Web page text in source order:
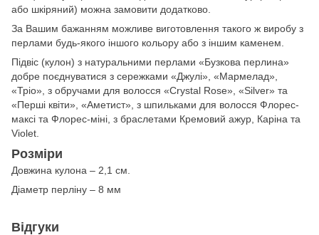
або шкіряний) можна замовити додатково.
За Вашим бажанням можливе виготовлення такого ж виробу з
перлами будь-якого іншого кольору або з іншим каменем.
Підвіс (кулон) з натуральними перлами «Бузкова перлина»
добре поєднуватися з сережками «Джулі», «Мармелад»,
«Тріо», з обручами для волосся «Crystal Rose», «Silver» та
«Перші квіти», «Аметист», з шпильками для волосся Флорес-
максі та Флорес-міні, з браслетами Кремовий ажур, Каріна та
Violet.
Розміри
Довжина кулона – 2,1 см.
Діаметр перліну – 8 мм
Відгуки